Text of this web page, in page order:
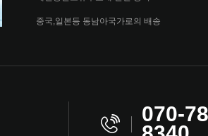
중국,일본등 동남아국가로의 배송